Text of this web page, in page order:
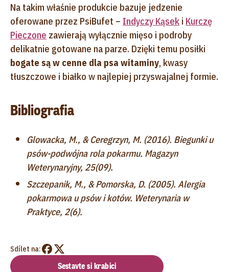
Na takim właśnie produkcie bazuje jedzenie
oferowane przez PsiBufet – Indyczy Kąsek i Kurczę
Pieczone zawierają wyłącznie mięso i podroby
delikatnie gotowane na parze. Dzięki temu posiłki
bogate są w cenne dla psa witaminy, kwasy
tłuszczowe i białko w najlepiej przyswajalnej formie.
Bibliografia
Glowacka, M., & Ceregrzyn, M. (2016). Biegunki u
psów-podwójna rola pokarmu. Magazyn
Weterynaryjny, 25(09).
Szczepanik, M., & Pomorska, D. (2005). Alergia
pokarmowa u psów i kotów. Weterynaria w
Praktyce, 2(6).
Sdílet na:
Sestavte si krabici